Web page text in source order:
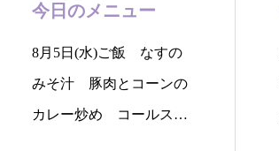
今日のメニュー
8月5日(水)ご飯 なすの
みそ汁 豚肉とコーンの
カレー炒め コールスロ